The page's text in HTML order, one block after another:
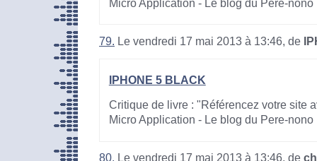
Micro Application - Le blog du Pere-nono
79. Le vendredi 17 mai 2013 à 13:46, de
IPHONE 5 BLACK
Critique de livre : "Référencez votre site
Micro Application - Le blog du Pere-nono
80. Le vendredi 17 mai 2013 à 13:46, de